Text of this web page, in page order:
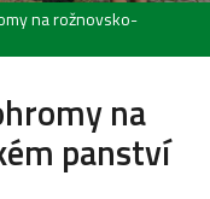
na rožnovsko-
na
panství